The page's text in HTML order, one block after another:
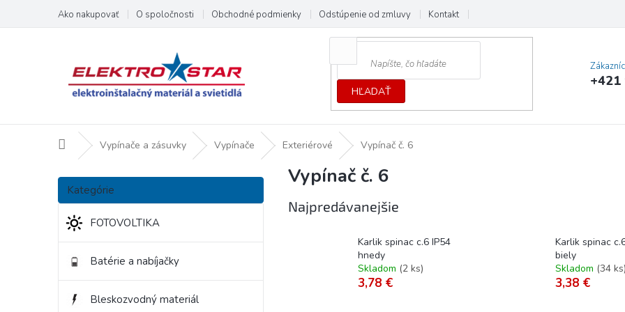
obsah
Ako nakupovať O spoločnosti Obchodné podmienky Odstúpenie od zmluvy Kontakt
HĽADAŤ
+421
DomovVypínače a zásuvky Vypínače Exteriérové Vypínač č. 6
B
č
n
Preskočiť
kategórie
Kategórie
FOTOVOLTIKA
Batérie a nabíjačky
Bleskozvodný materiál
Vypínač č. 6
Najpredávanejšie
Karlik spinac c.6 IP54
hnedy
Skladom (2 ks)
3,78 €
Karlik spinac
biely
Skladom (34 ks)
3,38 €